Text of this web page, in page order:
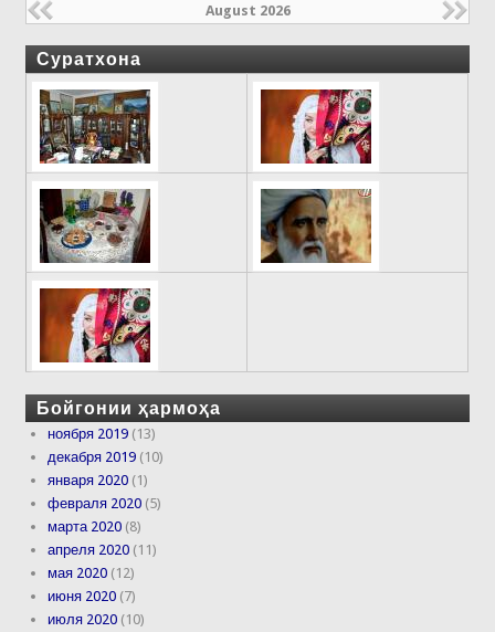
August 2026
Суратхона
Бойгонии ҳармоҳа
ноября 2019 (13)
декабря 2019 (10)
января 2020 (1)
февраля 2020 (5)
марта 2020 (8)
апреля 2020 (11)
мая 2020 (12)
июня 2020 (7)
июля 2020 (10)